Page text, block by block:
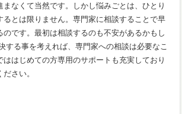
まなくて当然です。しかし悩みごとは、ひとり
るとは限りません。専門家に相談することで早
のです。最初は相談するのも不安があるかもし
する事を考えれば、専門家への相談は必要なこ
ははじめての方専用のサポートも充実しており
さい。